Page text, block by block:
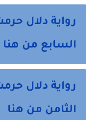
رواية دلال
السابع من هنا
رواية دلال
الثامن من هنا